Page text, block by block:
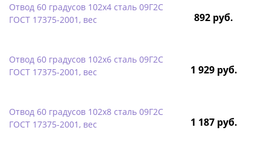
Отвод 60 градусов 102х4 сталь 09Г2С
ГОСТ 17375-2001, вес
892 руб.
Отвод 60 градусов 102х6 сталь 09Г2С
ГОСТ 17375-2001, вес
1 929 руб.
Отвод 60 градусов 102х8 сталь 09Г2С
ГОСТ 17375-2001, вес
1 187 руб.